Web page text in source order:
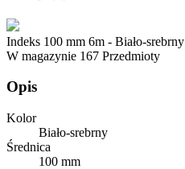
Indeks 100 mm 6m - Biało-srebrny
W magazynie 167 Przedmioty
Opis
Kolor
Biało-srebrny
Średnica
100 mm